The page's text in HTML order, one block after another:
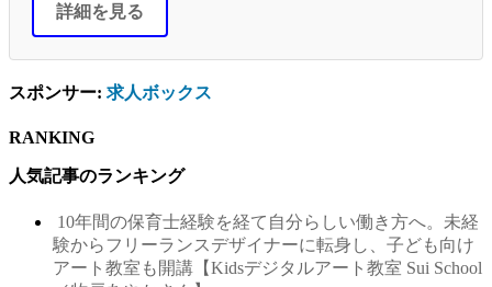
詳細を見る
スポンサー: 求人ボックス
RANKING
人気記事のランキング
10年間の保育士経験を経て自分らしい働き方へ。未経
験からフリーランスデザイナーに転身し、子ども向け
アート教室も開講【Kidsデジタルアート教室 Sui School